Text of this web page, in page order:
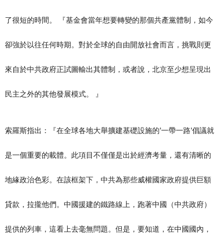
了很短的時間。 『基金會當年想要轉變的那個共產黨體制，如今
卻強於以往任何時期。對於全球的自由開放社會而言，挑戰則更
來自於中共政府正試圖輸出其體制，或者說，北京至少想呈現出
民主之外的其他發展模式。 』
索羅斯指出：『在全球各地大舉擴建基礎設施的’一帶一路’倡議就
是一個重要的載體。此項目不僅僅是出於經濟考量，還有清晰的
地緣政治色彩。在該框架下，中共為那些威權國家政府提供巨額
貸款，拉攏他們。中國援建的鐵路線上，跑著中國（中共政府）
提供的列車，這看上去毫無問題。但是，要知道，在中國國內，